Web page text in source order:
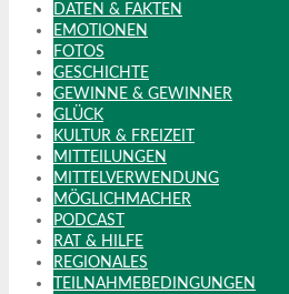
DATEN & FAKTEN
EMOTIONEN
FOTOS
GESCHICHTE
GEWINNE & GEWINNER
GLÜCK
KULTUR & FREIZEIT
MITTEILUNGEN
MITTELVERWENDUNG
MÖGLICHMACHER
PODCAST
RAT & HILFE
REGIONALES
TEILNAHMEBEDINGUNGEN